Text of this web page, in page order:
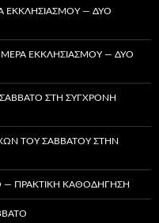
ΕΚΚΛΗΣΙΑΣΜΟΎ — ΔΎΟ
ΕΚΚΛΗΣΙΑΣΜΟΎ — ΔΎΟ
ΣΤΗ ΣΎΓΧΡΟΝΗ
ΤΟΥ ΣΑΒΒΆΤΟΥ ΣΤΗΝ
— ΠΡΑΚΤΙΚΉ ΚΑΘΟΔΉΓΗΣΗ